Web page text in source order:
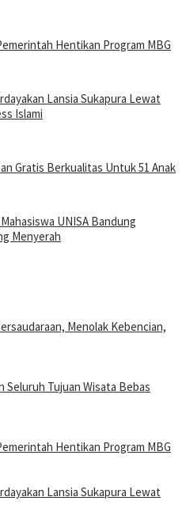
Hentikan Program MBG
Lansia Sukapura Lewat
Islami
Gratis Berkualitas Untuk 51 Anak
UNISA Bandung
Menyerah
Menolak Kebencian,
Seluruh Tujuan Wisata Bebas
Hentikan Program MBG
Lansia Sukapura Lewat